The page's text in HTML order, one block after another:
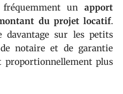
un apport
du projet locatif.
davantage sur les petits
notaire et de garantie
proportionnellement plus